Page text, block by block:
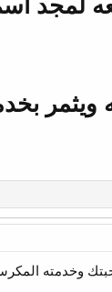
ويثمر
وخدمته